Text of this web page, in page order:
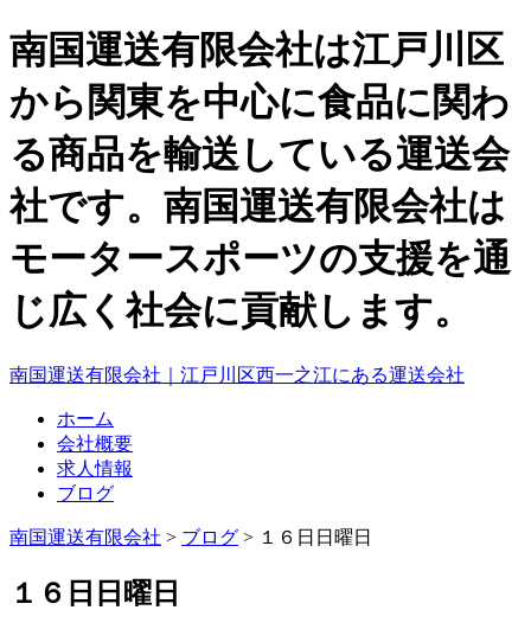
南国運送有限会社は江戸川区
から関東を中心に食品に関わ
る商品を輸送している運送会
社です。南国運送有限会社は
モータースポーツの支援を通
じ広く社会に貢献します。
南国運送有限会社｜江戸川区西一之江にある運送会社
ホーム
会社概要
求人情報
ブログ
南国運送有限会社 > ブログ > １６日日曜日
１６日日曜日